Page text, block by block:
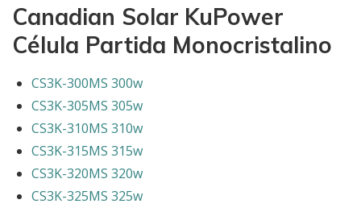
Canadian Solar KuPower
Célula Partida Monocristalino
CS3K-300MS 300w
CS3K-305MS 305w
CS3K-310MS 310w
CS3K-315MS 315w
CS3K-320MS 320w
CS3K-325MS 325w